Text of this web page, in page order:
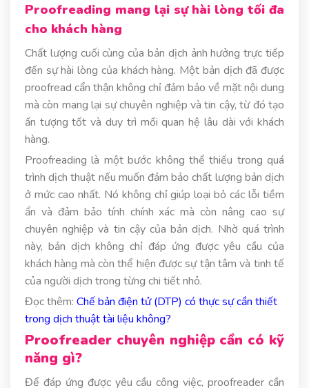
Proofreading mang lại sự hài lòng tối đa
cho khách hàng
Chất lượng cuối cùng của bản dịch ảnh hưởng trực tiếp
đến sự hài lòng của khách hàng. Một bản dịch đã được
proofread cẩn thận không chỉ đảm bảo về mặt nội dung
mà còn mang lại sự chuyên nghiệp và tin cậy, từ đó tạo
ấn tượng tốt và duy trì mối quan hệ lâu dài với khách
hàng.
Proofreading là một bước không thể thiếu trong quá
trình dịch thuật nếu muốn đảm bảo chất lượng bản dịch
ở mức cao nhất. Nó không chỉ giúp loại bỏ các lỗi tiềm
ẩn và đảm bảo tính chính xác mà còn nâng cao sự
chuyên nghiệp và tin cậy của bản dịch. Nhờ quá trình
này, bản dịch không chỉ đáp ứng được yêu cầu của
khách hàng mà còn thể hiện được sự tận tâm và tinh tế
của người dịch trong từng chi tiết nhỏ.
Đọc thêm: Chế bản điện tử (DTP) có thực sự cần thiết
trong dịch thuật tài liệu không?
Proofreader chuyên nghiệp cần có kỹ
năng gì?
Để đáp ứng được yêu cầu công việc, proofreader cần